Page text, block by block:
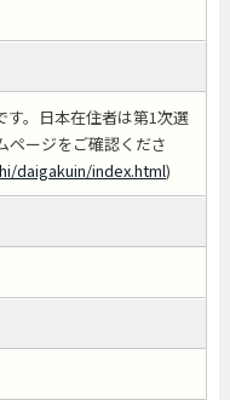
す。日本在住者は第1次選
ページをご確認くださ
daigakuin/index.html)